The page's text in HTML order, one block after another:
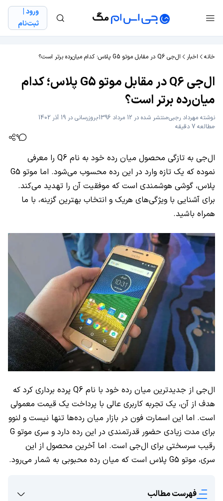
ورود |
ثبت‌نام
خانه اخبار ال‌جی Q6 در مقابل موتو G5 پلاس؛ کدام میان‌رده برتر است؟
ال‌جی Q6 در مقابل موتو G5 پلاس؛ کدام
میان‌رده برتر است؟
نوشته مهرداد رجبیمنتشر شده در 12 مرداد 1396
بروزرسانی در 19 آذر 1402
مطالعه 7 دقیقه
9
ال‌جی به تازگی محصول میان رده خود به نام Q6 را معرفی
نموده که یک تازه وارد در این رده محسوب می‌شود. اما موتو G5
پلاس، گوشی هوشمندی است که موفقیت آن را تهدید می‌کند.
برای آشنایی با ویژگی‌های هریک و انتخاب بهترین گزینه، با ما
همراه باشید.
ال‌جی از جدیدترین میان رده خود با نام Q6 پرده برداری کرد که
هدف از آن، یک تجربه کاربری عالی با پرداخت یک قیمت معمولی
است. اما این اسمارت فون در بازار میان رده‌ها تنها نیست و لنوو
برای مدت زیادی حضور قدرتمندی در این رده دارد و سری موتو G
رقیب سرسختی برای ال‌جی است. اما آخرین محصول از این
سری، موتو G5 پلاس است که میان رده محبوبی به شمار می‌رود.
فهرست مطالب